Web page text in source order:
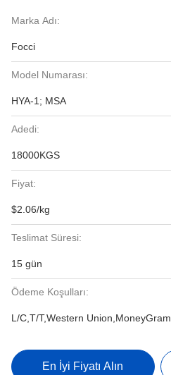
Marka Adı:
Focci
Model Numarası:
HYA-1; MSA
Adedi:
18000KGS
Fiyat:
$2.06/kg
Teslimat Süresi:
15 gün
Ödeme Koşulları:
L/C,T/T,Western Union,MoneyGram
En İyi Fiyatı Alın